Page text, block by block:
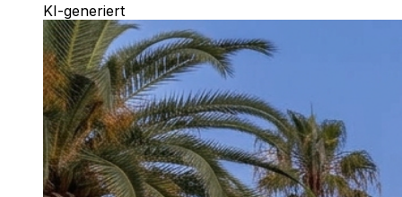
KI-generiert